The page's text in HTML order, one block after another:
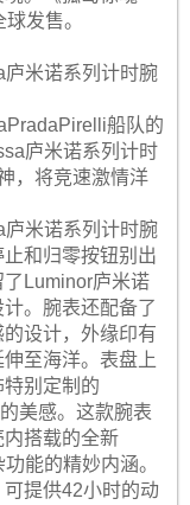
发售。
米诺系列计时腕
船队的
庐米诺系列计时
，将竞速激情洋
米诺系列计时腕
和归零按钮别出
Luminor庐米诺
。腕表还配备了
设计，外缘印有
至海洋。表盘上
别定制的
美感。这款腕表
搭载的全新
能的精妙内涵。
提供42小时的动